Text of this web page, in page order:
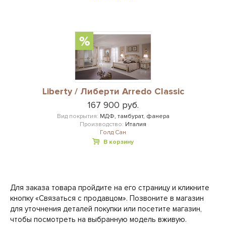
Liberty / Либерти Arredo Classic
167 900 руб.
Вид покрытия: МДФ, тамбурат, фанера
Производство: Италия
Голд Сан
В корзину
Для заказа товара пройдите на его страницу и кликните
кнопку «Связаться с продавцом». Позвоните в магазин
для уточнения деталей покупки или посетите магазин,
чтобы посмотреть на выбранную модель вживую.